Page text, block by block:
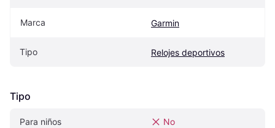
Marca Garmin
Tipo Relojes deportivos
Tipo
Para niños No